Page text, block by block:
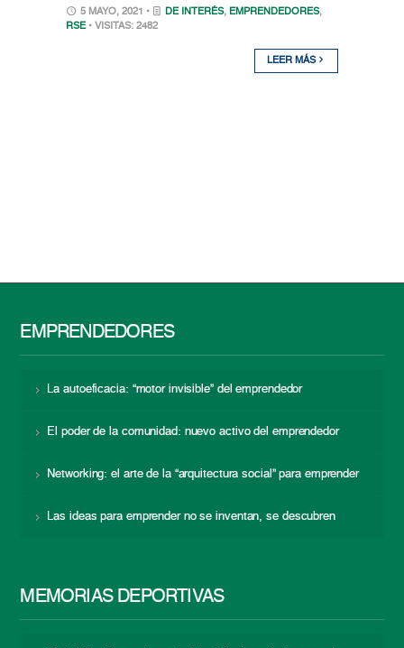
5 MAYO, 2021 • DE INTERÉS, EMPRENDEDORES,
RSE • VISITAS: 2482
LEER MÁS
EMPRENDEDORES
La autoeficacia: “motor invisible” del emprendedor
El poder de la comunidad: nuevo activo del emprendedor
Networking: el arte de la “arquitectura social” para emprender
Las ideas para emprender no se inventan, se descubren
MEMORIAS DEPORTIVAS